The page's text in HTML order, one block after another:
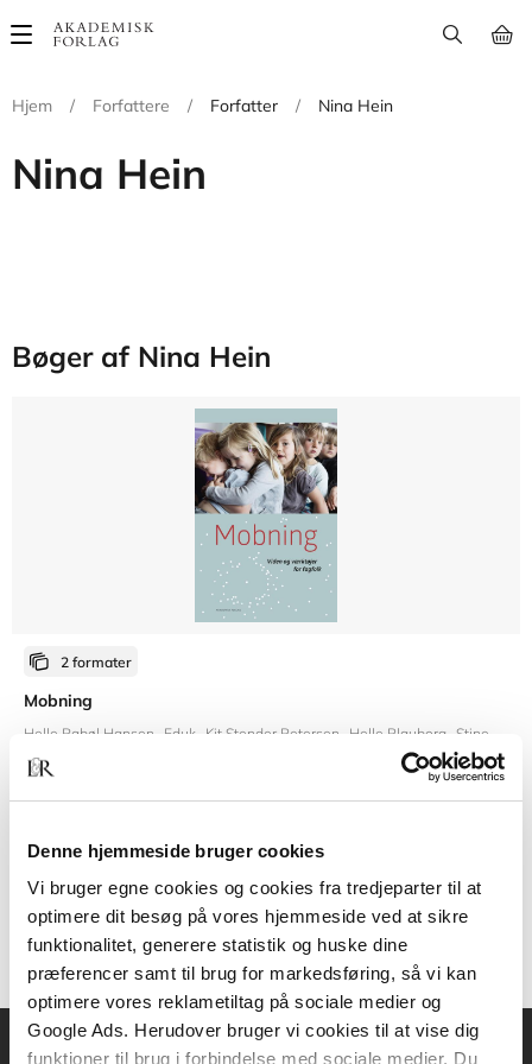
Denne hjemmeside bruger cookies
Vi bruger egne cookies og cookies fra tredjeparter til at
optimere dit besøg på vores hjemmeside ved at sikre
funktionalitet, generere statistik og huske dine
præferencer samt til brug for markedsføring, så vi kan
optimere vores reklametiltag på sociale medier og
Google Ads. Herudover bruger vi cookies til at vise dig
funktioner til brug i forbindelse med sociale medier. Du
Main
Hjem
/ Forfattere / Forfatter / Nina Hein
Nina Hein
Bøger af Nina Hein
2 formater
Mobning
Helle Rabøl Hansen Eduk Kit Stender Petersen Helle Plauborg Stine Liv Johansen
112,50 KR.